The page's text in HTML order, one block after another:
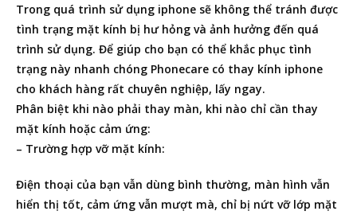
Trong quá trình sử dụng iphone sẽ không thể tránh được
tình trạng mặt kính bị hư hỏng và ảnh hưởng đến quá
trình sử dụng. Để giúp cho bạn có thể khắc phục tình
trạng này nhanh chóng Phonecare có thay kính iphone
cho khách hàng rất chuyên nghiệp, lấy ngay.
Phân biệt khi nào phải thay màn, khi nào chỉ cần thay
mặt kính hoặc cảm ứng:
– Trường hợp vỡ mặt kính:
Điện thoại của bạn vẫn dùng bình thường, màn hình vẫn
hiển thị tốt, cảm ứng vẫn mượt mà, chỉ bị nứt vỡ lớp mặt